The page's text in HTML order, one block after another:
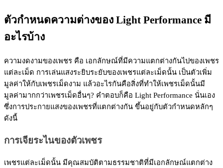
ตัวกำหนดความต่างของ Light Performance มี
อะไรบ้าง
ความงดงามของเพชร คือ เอกลักษณ์ที่มีความแตกต่างกันไปของเพชร
แต่ละเม็ด การเล่นแสงระยิบระยับของเพชรแต่ละเม็ดนั้น เป็นตัวเพิ่ม
มูลค่าให้กับเพชรเม็ดงาม แล้วอะไรกันคือสิ่งที่ทำให้เพชรเม็ดนั้นมี
มูลค่ามากกว่าเพชรเม็ดอื่นๆ? คำตอบก็คือ Light Performance นั่นเอง
ซึ่งการประกายแสงของเพชรที่แตกต่างกัน ขึ้นอยู่กับตัวกำหนดหลักๆ
ดังนี้
การเจียระไนของตัวเพชร
เพชรแต่ละเม็ดนั้น มีคุณสมบัติตามธรรมชาติที่มีเอกลักษณ์แตกต่าง